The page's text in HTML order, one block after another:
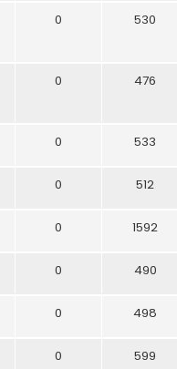
0 530
0 476
0 533
0 512
0 1592
0 490
0 498
0 599